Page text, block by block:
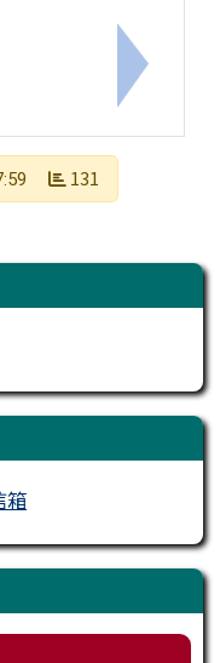
學年度教育部身心障
下一筆：
131